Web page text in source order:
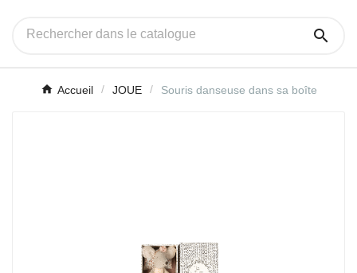

Accueil JOUE Souris danseuse dans sa boîte